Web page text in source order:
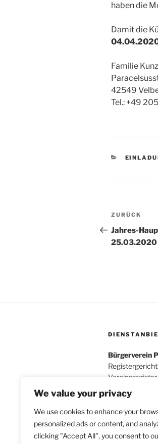
We value your privacy
We use cookies to enhance your
personalized ads or content, and
clicking "Accept All", you consent to
haben die
Damit die
Familie
42549
Tel.: +49
Vorheriger
Beitrag
ZURÜCK
Jahres-
25.03.2020
Bürgerverein
Kontakt